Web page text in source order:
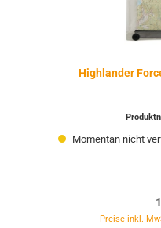
Highlander
Momentan nicht
Preise inkl.